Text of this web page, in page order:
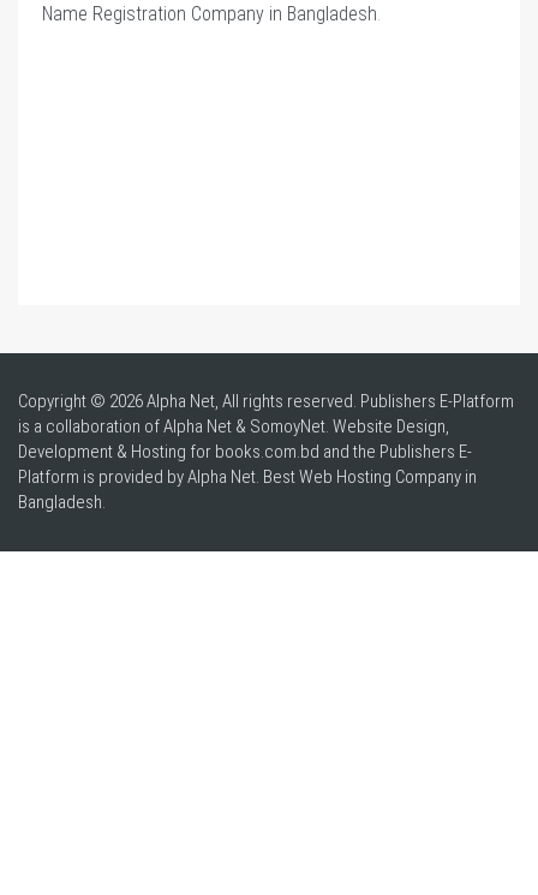
Name Registration Company in Bangladesh
Copyright © 2026 Alpha Net, All rights reserved. Publishers E-Platform
is a collaboration of Alpha Net & SomoyNet. Website Design,
Development & Hosting for books.com.bd and the Publishers E-
Platform is provided by Alpha Net. BestWeb Hosting Company in
Bangladesh.